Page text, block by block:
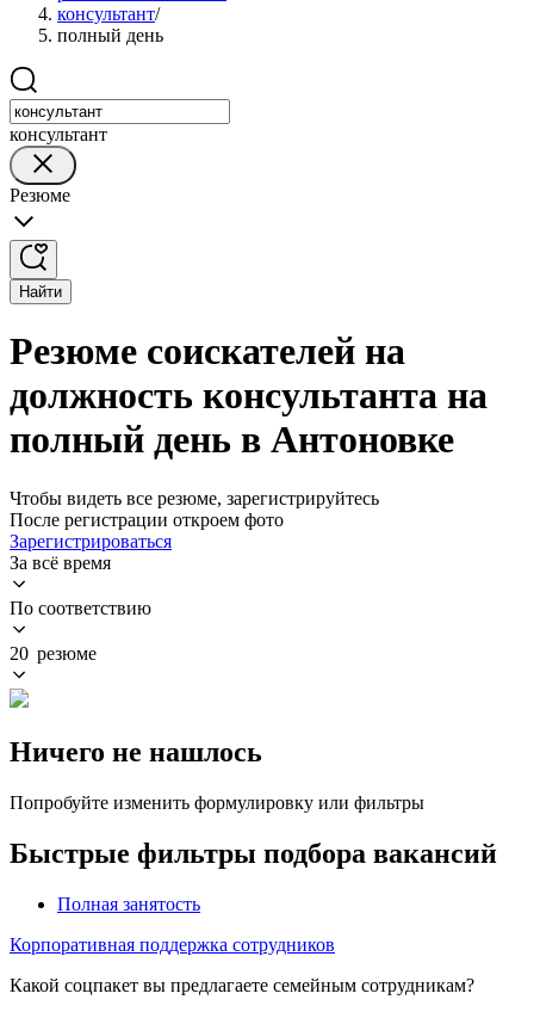
консультант/
полный день
консультант
Резюме
Найти
Резюме соискателей на
должность консультанта на
полный день в Антоновке
Чтобы видеть все резюме, зарегистрируйтесь
После регистрации откроем фото
Зарегистрироваться
За всё время
По соответствию
20 резюме
Ничего не нашлось
Попробуйте изменить формулировку или фильтры
Быстрые фильтры подбора вакансий
Полная занятость
Корпоративная поддержка сотрудников
Какой соцпакет вы предлагаете семейным сотрудникам?